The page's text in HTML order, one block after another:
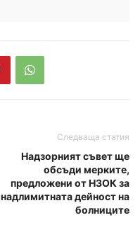
Следваща статия
Надзорният съвет ще
обсъди мерките,
предложени от НЗОК за
надлимитната дейност на
болниците